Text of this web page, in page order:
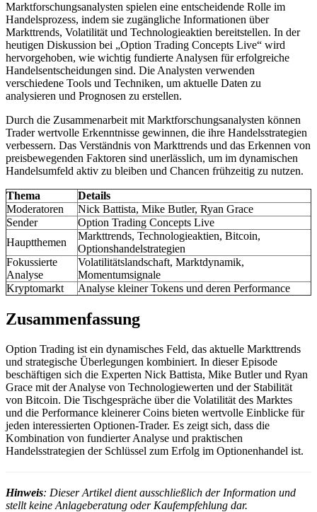
Marktforschungsanalysten spielen eine entscheidende Rolle im
Handelsprozess, indem sie zugängliche Informationen über
Markttrends, Volatilität und Technologieaktien bereitstellen. In der
heutigen Diskussion bei „Option Trading Concepts Live“ wird
hervorgehoben, wie wichtig fundierte Analysen für erfolgreiche
Handelsentscheidungen sind. Die Analysten verwenden
verschiedene Tools und Techniken, um aktuelle Daten zu
analysieren und Prognosen zu erstellen.
Durch die Zusammenarbeit mit Marktforschungsanalysten können
Trader wertvolle Erkenntnisse gewinnen, die ihre Handelsstrategien
verbessern. Das Verständnis von Markttrends und das Erkennen von
preisbewegenden Faktoren sind unerlässlich, um im dynamischen
Handelsumfeld aktiv zu bleiben und Chancen frühzeitig zu nutzen.
Thema
Details
Moderatoren
Nick Battista, Mike Butler, Ryan Grace
Sender
Option Trading Concepts Live
Hauptthemen
Markttrends, Technologieaktien, Bitcoin,
Optionshandelstrategien
Fokussierte
Analyse
Volatilitätslandschaft, Marktdynamik,
Momentumsignale
Kryptomarkt
Analyse kleiner Tokens und deren Performance
Zusammenfassung
Option Trading ist ein dynamisches Feld, das aktuelle Markttrends
und strategische Überlegungen kombiniert. In dieser Episode
beschäftigen sich die Experten Nick Battista, Mike Butler und Ryan
Grace mit der Analyse von Technologiewerten und der Stabilität
von Bitcoin. Die Tischgespräche über die Volatilität des Marktes
und die Performance kleinerer Coins bieten wertvolle Einblicke für
jeden interessierten Optionen-Trader. Es zeigt sich, dass die
Kombination von fundierter Analyse und praktischen
Handelsstrategien der Schlüssel zum Erfolg im Optionenhandel ist.
Hinweis: Dieser Artikel dient ausschließlich der Information und
stellt keine Anlageberatung oder Kaufempfehlung dar.